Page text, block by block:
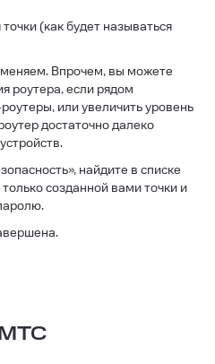
(как будет называться
Впрочем, вы можете
роутера, если рядом
или увеличить уровень
достаточно далеко
найдите в списке
созданной вами точки и
МТС